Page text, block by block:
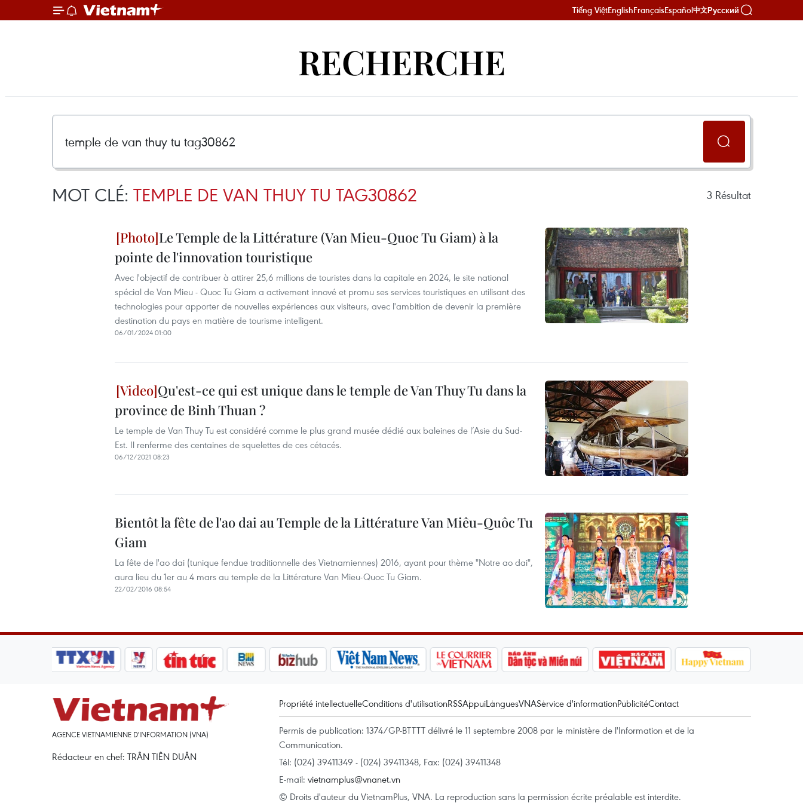
Tiếng ViệtEnglishFrançaisEspañol中文Русский
RECHERCHE
MOT CLÉ: TEMPLE DE VAN THUY TU TAG30862 3 Résultat
Le Temple de la Littérature (Van Mieu-Quoc Tu Giam) à la
pointe de l'innovation touristique
Avec l'objectif de contribuer à attirer 25,6 millions de touristes dans la capitale en 2024, le site national
spécial de Van Mieu - Quoc Tu Giam a activement innové et promu ses services touristiques en utilisant des
technologies pour apporter de nouvelles expériences aux visiteurs, avec l'ambition de devenir la première
destination du pays en matière de tourisme intelligent.
06/01/2024 01:00
Qu'est-ce qui est unique dans le temple de Van Thuy Tu dans la
province de Binh Thuan ?
Le temple de Van Thuy Tu est considéré comme le plus grand musée dédié aux baleines de l’Asie du Sud-
Est. Il renferme des centaines de squelettes de ces cétacés.
06/12/2021 08:23
Bientôt la fête de l'ao dai au Temple de la Littérature Van Miêu-Quôc Tu
Giam
La fête de l'ao dai (tunique fendue traditionnelle des Vietnamiennes) 2016, ayant pour thème "Notre ao dai",
aura lieu du 1er au 4 mars au temple de la Littérature Van Mieu-Quoc Tu Giam.
22/02/2016 08:54
AGENCE VIETNAMIENNE D'INFORMATION (VNA)
Rédacteur en chef: TRÂN TIÊN DUÂN
Propriété intellectuelleConditions d'utilisationRSSAppuiLanguesVNAService d'informationPublicitéContact
Permis de publication: 1374/GP-BTTTT délivré le 11 septembre 2008 par le ministère de l'Information et de la
Communication.
Tél: (024) 39411349 - (024) 39411348, Fax: (024) 39411348
E-mail: vietnamplus@vnanet.vn
© Droits d'auteur du VietnamPlus, VNA. La reproduction sans la permission écrite préalable est interdite.